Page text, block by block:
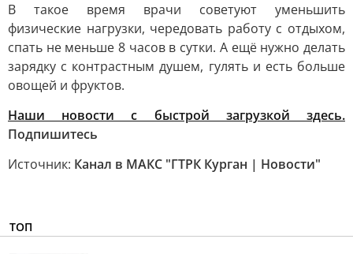
В такое время врачи советуют уменьшить
физические нагрузки, чередовать работу с отдыхом,
спать не меньше 8 часов в сутки. А ещё нужно делать
зарядку с контрастным душем, гулять и есть больше
овощей и фруктов.
Наши новости с быстрой загрузкой здесь.
Подпишитесь
Источник: Канал в МАКС "ГТРК Курган | Новости"
ТОП